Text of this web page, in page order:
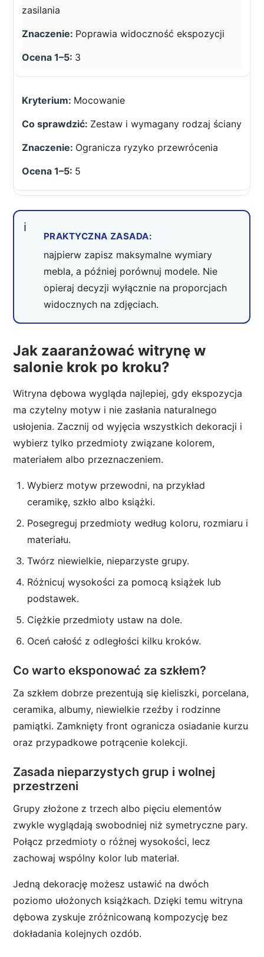
zasilania
Poprawia widoczność ekspozycji
3
Mocowanie
Zestaw i wymagany rodzaj ściany
Ogranicza ryzyko przewrócenia
5
PRAKTYCZNA ZASADA:
najpierw zapisz maksymalne wymiary
mebla, a później porównuj modele. Nie
opieraj decyzji wyłącznie na proporcjach
widocznych na zdjęciach.
Jak zaaranżować witrynę w
salonie krok po kroku?
Witryna dębowa wygląda najlepiej, gdy ekspozycja
ma czytelny motyw i nie zasłania naturalnego
usłojenia. Zacznij od wyjęcia wszystkich dekoracji i
wybierz tylko przedmioty związane kolorem,
materiałem albo przeznaczeniem.
Wybierz motyw przewodni, na przykład
ceramikę, szkło albo książki.
Posegreguj przedmioty według koloru, rozmiaru i
materiału.
Twórz niewielkie, nieparzyste grupy.
Różnicuj wysokości za pomocą książek lub
podstawek.
Ciężkie przedmioty ustaw na dole.
Oceń całość z odległości kilku kroków.
Co warto eksponować za szkłem?
Za szkłem dobrze prezentują się kieliszki, porcelana,
ceramika, albumy, niewielkie rzeźby i rodzinne
pamiątki. Zamknięty front ogranicza osiadanie kurzu
oraz przypadkowe potrącenie kolekcji.
Zasada nieparzystych grup i wolnej
przestrzeni
Grupy złożone z trzech albo pięciu elementów
zwykle wyglądają swobodniej niż symetryczne pary.
Połącz przedmioty o różnej wysokości, lecz
zachowaj wspólny kolor lub materiał.
Jedną dekorację możesz ustawić na dwóch
poziomo ułożonych książkach. Dzięki temu witryna
dębowa zyskuje zróżnicowaną kompozycję bez
dokładania kolejnych ozdób.